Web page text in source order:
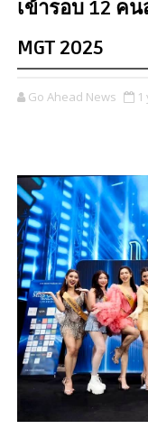
เข้ารอบ 12 ค
MGT 2025
Go Ahead News 1